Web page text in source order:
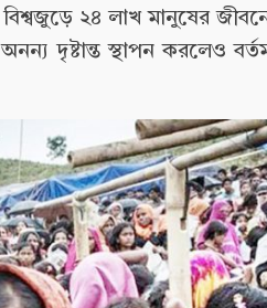
২৪ লাখ মানুষের
দৃষ্টান্ত স্থাপন করলেও